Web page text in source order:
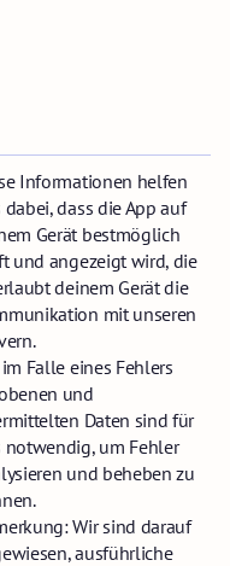
Informationen helfen
dabei, dass die App auf
Gerät bestmöglich
und angezeigt wird, die
deinem Gerät die
mit unseren
Falle eines Fehlers
und
Daten sind für
notwendig, um Fehler
und beheben zu
Wir sind darauf
ausführliche